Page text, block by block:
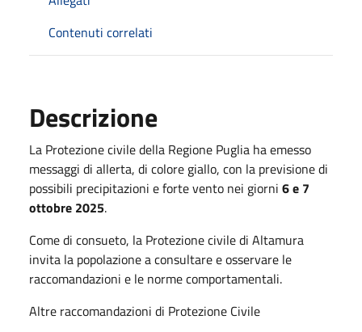
Contenuti correlati
Descrizione
La Protezione civile della Regione Puglia ha emesso
messaggi di allerta, di colore giallo, con la previsione di
possibili precipitazioni e forte vento nei giorni 6 e 7
ottobre 2025.
Come di consueto, la Protezione civile di Altamura
invita la popolazione a consultare e osservare le
raccomandazioni e le norme comportamentali.
Altre raccomandazioni di Protezione Civile